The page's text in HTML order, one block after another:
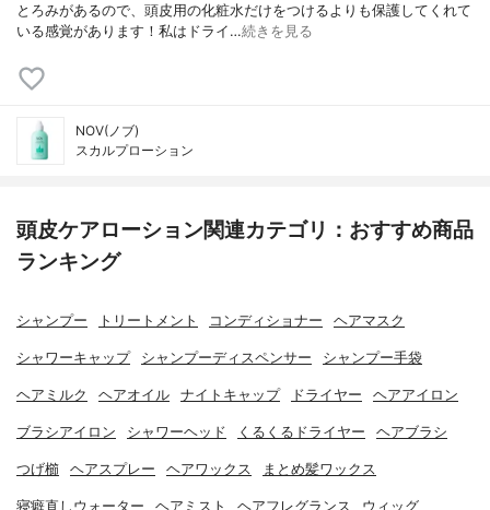
とろみがあるので、頭皮用の化粧水だけをつけるよりも保護してくれて
いる感覚があります！私はドライ…続きを見る
NOV(ノブ)
スカルプローション
頭皮ケアローション関連カテゴリ：おすすめ商品
ランキング
シャンプー トリートメント コンディショナー ヘアマスク
シャワーキャップ シャンプーディスペンサー シャンプー手袋
ヘアミルク ヘアオイル ナイトキャップ ドライヤー ヘアアイロン
ブラシアイロン シャワーヘッド くるくるドライヤー ヘアブラシ
つげ櫛 ヘアスプレー ヘアワックス まとめ髪ワックス
寝癖直しウォーター ヘアミスト ヘアフレグランス ウィッグ